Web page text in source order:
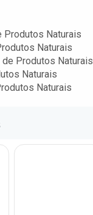
Produtos Naturais
Naturais
Produtos Naturais
Naturais
Naturais